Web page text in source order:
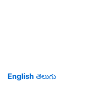
English తెలుగు